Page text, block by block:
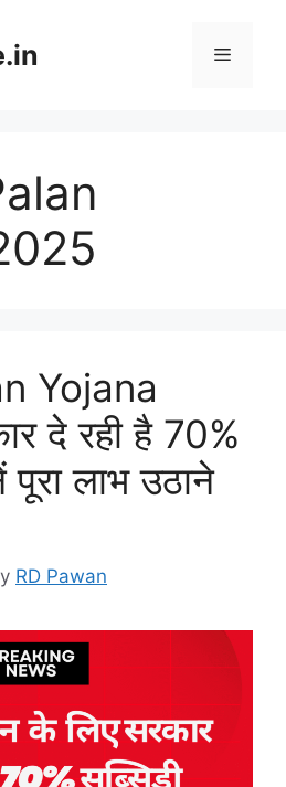
Menu
Yojana
दे रही है 70%
पूरा लाभ उठाने
RD Pawan